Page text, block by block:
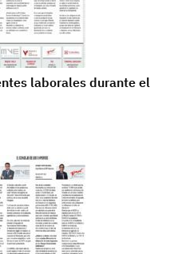
laborales durante el